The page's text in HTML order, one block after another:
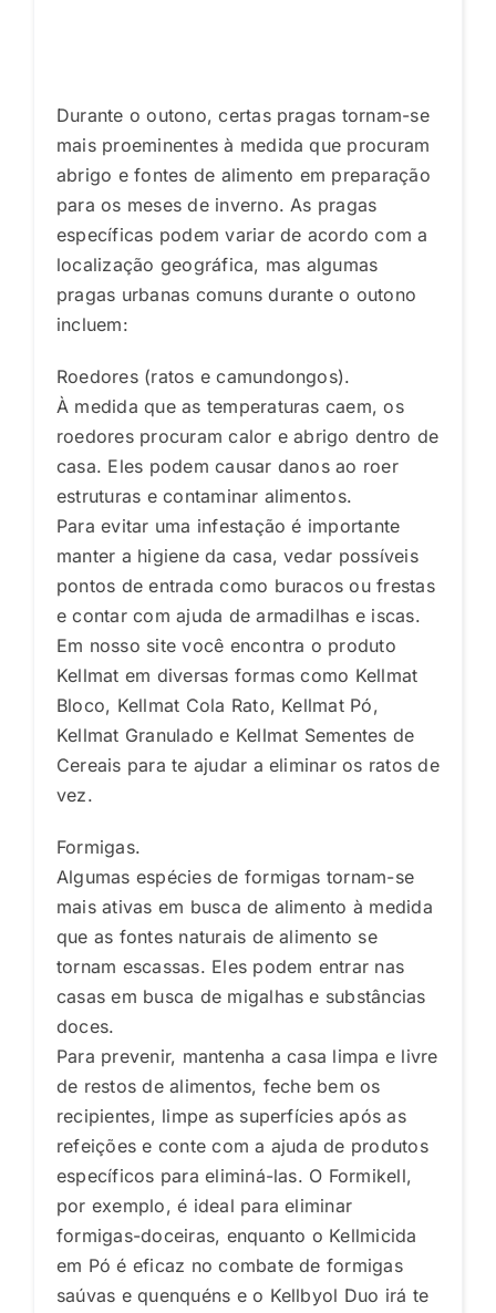
Durante o outono, certas pragas tornam-se
mais proeminentes à medida que procuram
abrigo e fontes de alimento em preparação
para os meses de inverno. As pragas
específicas podem variar de acordo com a
localização geográfica, mas algumas
pragas urbanas comuns durante o outono
incluem:
Roedores (ratos e camundongos).
À medida que as temperaturas caem, os
roedores procuram calor e abrigo dentro de
casa. Eles podem causar danos ao roer
estruturas e contaminar alimentos.
Para evitar uma infestação é importante
manter a higiene da casa, vedar possíveis
pontos de entrada como buracos ou frestas
e contar com ajuda de armadilhas e iscas.
Em nosso site você encontra o produto
Kellmat em diversas formas como Kellmat
Bloco, Kellmat Cola Rato, Kellmat Pó,
Kellmat Granulado e Kellmat Sementes de
Cereais para te ajudar a eliminar os ratos de
vez.
Formigas.
Algumas espécies de formigas tornam-se
mais ativas em busca de alimento à medida
que as fontes naturais de alimento se
tornam escassas. Eles podem entrar nas
casas em busca de migalhas e substâncias
doces.
Para prevenir, mantenha a casa limpa e livre
de restos de alimentos, feche bem os
recipientes, limpe as superfícies após as
refeições e conte com a ajuda de produtos
específicos para eliminá-las. O Formikell,
por exemplo, é ideal para eliminar
formigas-doceiras, enquanto o Kellmicida
em Pó é eficaz no combate de formigas
saúvas e quenquéns e o Kellbyol Duo irá te